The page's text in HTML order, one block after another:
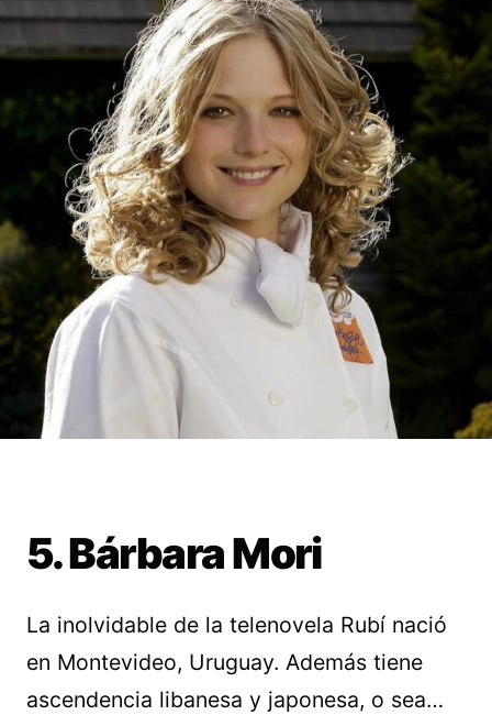
5. Bárbara Mori
La inolvidable de la telenovela Rubí nació
en Montevideo, Uruguay. Además tiene
ascendencia libanesa y japonesa, o sea…